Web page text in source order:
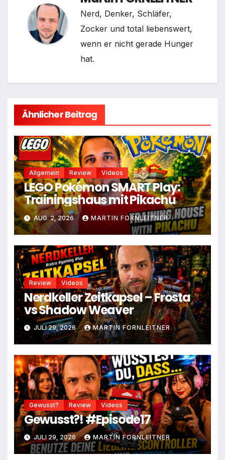
Nerd, Denker, Schläfer,
Zocker und total liebenswert,
wenn er nicht gerade Hunger
hat.
Ähnlicher Beitrag
Allgemein Review Videos
LEGO Pokémon SMART Play:
Trainingshaus mit Pikachu
AUG. 2, 2026 MARTIN FORNLEITNER
Review Videos
Nerdkeller Zeitkapsel – Frosta
vs Shadow Weaver
JULI 29, 2026 MARTIN FORNLEITNER
Gewusst? Review Videos
Gewusst?! #Episode17
JULI 29, 2026 MARTIN FORNLEITNER